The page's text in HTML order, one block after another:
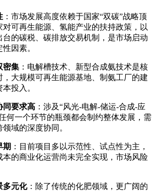
：市场发展高度依赖于国家“双碳”战略顶
对可再生能源、氢能产业的扶持政策，以
台的碳税、碳排放交易机制，是市场启动
因素。
密集 ：电解槽技术、新型合成氨技术是核
，大规模可再生能源基地、制氨工厂的建
投入。
同要求高 ：涉及“风光-电解-储运-合成-应
何一个环节的瓶颈都会制约整体发展，需
域的深度协同。
期 ：目前项目多以示范性、试点性为主，
本的商业化运营尚未完全实现，市场风险
多元化：除了传统的化肥领域，更广阔的